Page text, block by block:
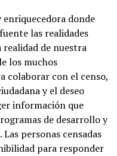
donde
las realidades
realidad de nuestra
los muchos
colaborar con el censo,
y el deseo
información que
de desarrollo y
personas censadas
para responder